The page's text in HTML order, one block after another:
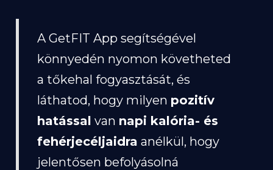
A GetFIT App segítségével
könnyedén nyomon követheted
a tőkehal fogyasztását, és
láthatod, hogy milyen pozitív
hatással van napi kalória- és
fehérjecéljaidra anélkül, hogy
jelentősen befolyásolná